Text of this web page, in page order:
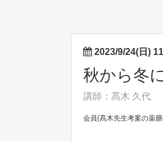
2023/9/24(日)
秋から冬
講師：髙木 久代
会員(髙木先生考案の薬膳